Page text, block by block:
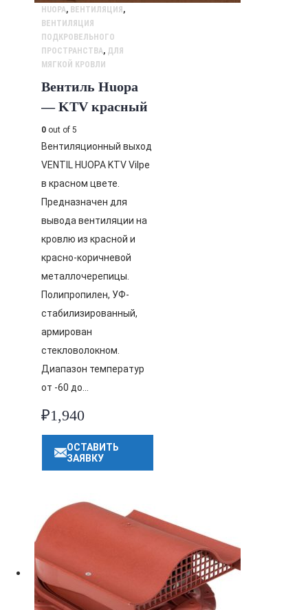
HUOPA, ВЕНТИЛЯЦИЯ,
ВЕНТИЛЯЦИЯ
ПОДКРОВЕЛЬНОГО
ПРОСТРАНСТВА, ДЛЯ
МЯГКОЙ КРОВЛИ
Вентиль Huopa
— KTV красный
0 out of 5
Вентиляционный выход
VENTIL HUOPA KTV Vilpe
в красном цвете.
Предназначен для
вывода вентиляции на
кровлю из красной и
красно-коричневой
металлочерепицы.
Полипропилен, УФ-
стабилизированный,
армирован
стекловолокном.
Диапазон температур
от -60 до…
₽1,940
ОСТАВИТЬ
ЗАЯВКУ